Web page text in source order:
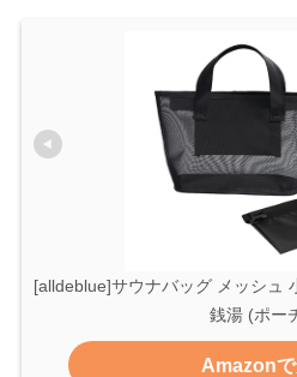
[alldeblue]サウナバッグ メッシュ
銭湯 (ポー
Amazon